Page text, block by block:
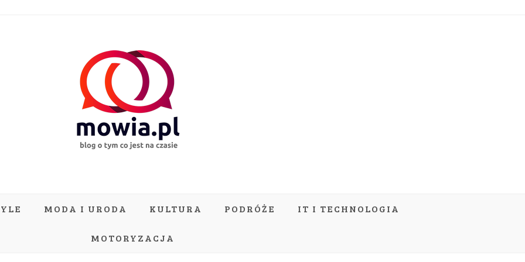
MODA I URODA KULTURA PODRÓŻE IT I TECHNOLOGIA
MOTORYZACJA